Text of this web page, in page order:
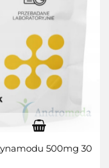
500mg 30